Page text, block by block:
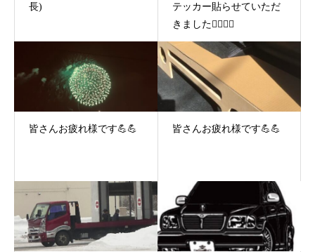
長)
テッカー貼らせていただ
きました🙇‍♂️🙇‍♂️
皆さんお疲れ様です💪💪 皆さんお疲れ様です💪💪